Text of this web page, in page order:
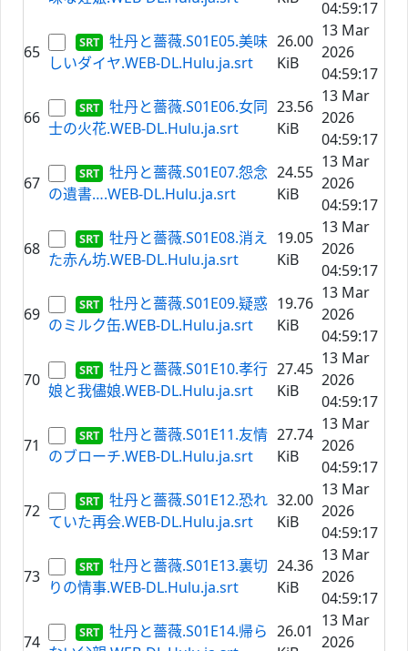
04:59:17
65
牡丹と薔薇.S01E05.美味
しいダイヤ.WEB-DL.Hulu.ja.srt
26.00
KiB
13 Mar
2026
04:59:17
66
牡丹と薔薇.S01E06.女同
士の火花.WEB-DL.Hulu.ja.srt
23.56
KiB
13 Mar
2026
04:59:17
67
牡丹と薔薇.S01E07.怨念
の遺書….WEB-DL.Hulu.ja.srt
24.55
KiB
13 Mar
2026
04:59:17
68
牡丹と薔薇.S01E08.消え
た赤ん坊.WEB-DL.Hulu.ja.srt
19.05
KiB
13 Mar
2026
04:59:17
69
牡丹と薔薇.S01E09.疑惑
のミルク缶.WEB-DL.Hulu.ja.srt
19.76
KiB
13 Mar
2026
04:59:17
70
牡丹と薔薇.S01E10.孝行
娘と我儘娘.WEB-DL.Hulu.ja.srt
27.45
KiB
13 Mar
2026
04:59:17
71
牡丹と薔薇.S01E11.友情
のブローチ.WEB-DL.Hulu.ja.srt
27.74
KiB
13 Mar
2026
04:59:17
72
牡丹と薔薇.S01E12.恐れ
ていた再会.WEB-DL.Hulu.ja.srt
32.00
KiB
13 Mar
2026
04:59:17
73
牡丹と薔薇.S01E13.裏切
りの情事.WEB-DL.Hulu.ja.srt
24.36
KiB
13 Mar
2026
04:59:17
74
牡丹と薔薇.S01E14.帰ら 26.01
13 Mar
2026